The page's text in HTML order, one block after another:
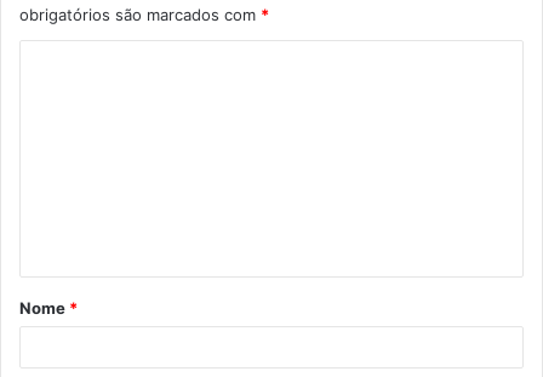
obrigatórios são marcados com *
á
r
Nome *